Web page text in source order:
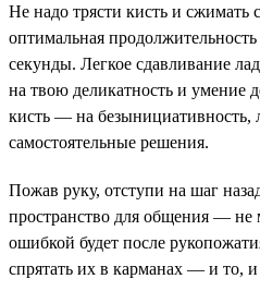
Не надо трясти кисть и
оптимальная
секунды. Легкое сдавливание
на твою деликатность и умение
кисть — на безынициативность,
самостоятельные решения.
Пожав руку, отступи на шаг
пространство для общения — не
ошибкой будет после
спрятать их в карманах — и то,